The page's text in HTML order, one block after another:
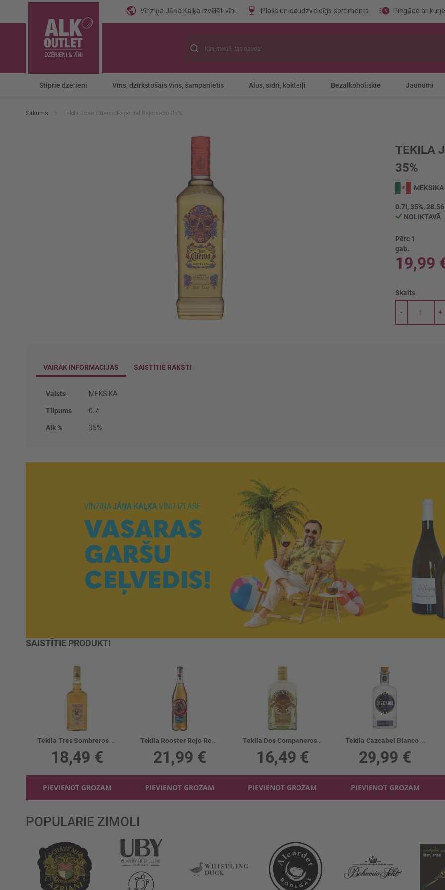
Vīnziņa Jāņa Kaļķa izvēlēti vīni Plašs un daudzveidīgs sortiments Piegāde ar
Stiprie dzērieni Vīns, dzirkstošais vīns, šampanietis Alus, sidri, kokteiļi Bezalkoholiskie Jaunumi
Sākums Tekila Jose Cuervo Especial Reposado 35%
TEKILA
35%
sākumu
MEKSIKA
0.7l, 35%,
NOLIKTAVĀ
Pērc 1
gab.
19,99
Skaits
+
-
VAIRĀK INFORMĀCIJAS
Vairāk
Valsts MEKSIKA
Tilpums 0.7l
Alk % 35%
SAISTĪTIE RAKSTI
SAISTĪTIE PRODUKTI
Tekila Tres Sombreros Gold 38%
18,49 €
PIEVIENOT GROZAM
Tekila Rooster Rojo Reposado 38%
21,99 €
PIEVIENOT GROZAM
Tekila Dos Companeros Gold 38%
16,49 €
PIEVIENOT GROZAM
Tekila Cazcabel Blanco 38%
29,99 €
PIEVIENOT GROZAM
POPULĀRIE ZĪMOLI